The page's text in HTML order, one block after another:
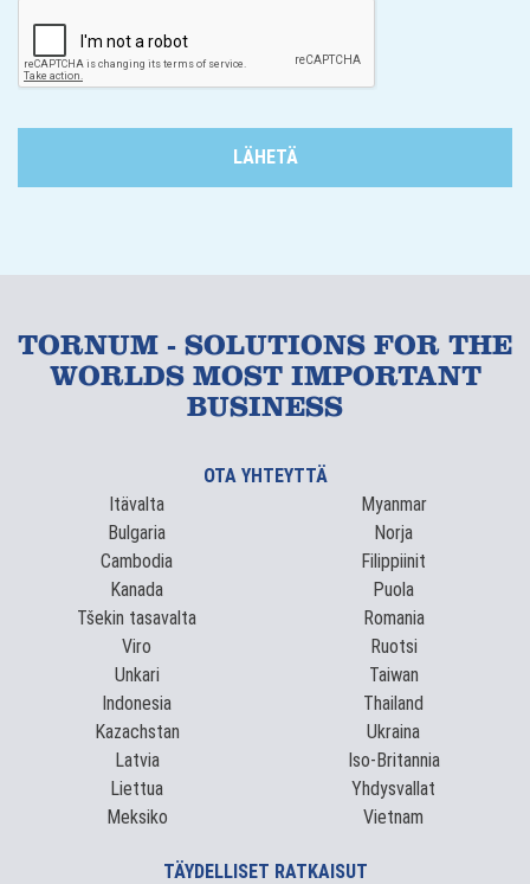
TORNUM - SOLUTIONS FOR THE
WORLDS MOST IMPORTANT
BUSINESS
OTA YHTEYTTÄ
Itävalta
Bulgaria
Cambodia
Kanada
Tšekin tasavalta
Viro
Unkari
Indonesia
Kazachstan
Latvia
Liettua
Meksiko
Myanmar
Norja
Filippiinit
Puola
Romania
Ruotsi
Taiwan
Thailand
Ukraina
Iso-Britannia
Yhdysvallat
Vietnam
TÄYDELLISET RATKAISUT